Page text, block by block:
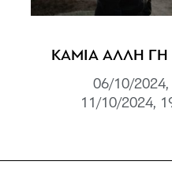
ΚΑΜΙΑ ΑΛΛΗ ΓΗ
06/10/
11/10/2024,